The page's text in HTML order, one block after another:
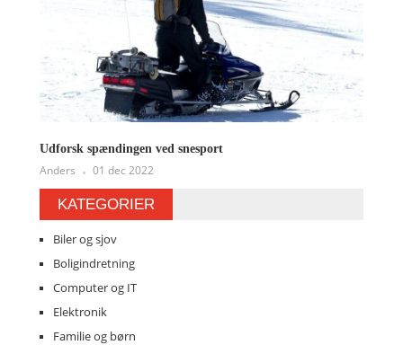
Udforsk spændingen ved snesport
Anders 01 dec 2022
KATEGORIER
Biler og sjov
Boligindretning
Computer og IT
Elektronik
Familie og børn